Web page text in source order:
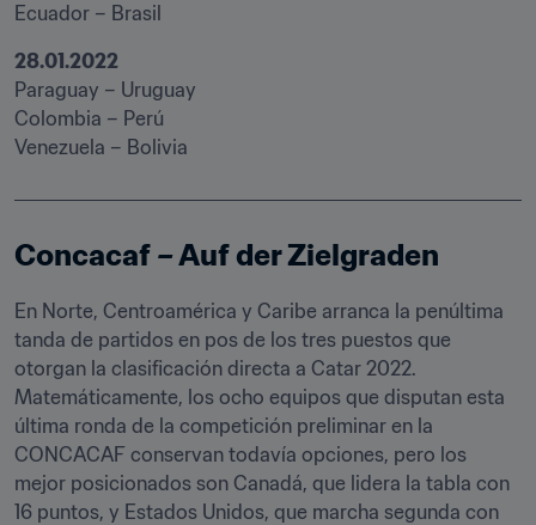
Ecuador – Brasil
28.01.2022
Paraguay – Uruguay
Colombia – Perú
Venezuela – Bolivia
Concacaf – Auf der Zielgraden
En Norte, Centroamérica y Caribe arranca la penúltima
tanda de partidos en pos de los tres puestos que
otorgan la clasificación directa a Catar 2022.
Matemáticamente, los ocho equipos que disputan esta
última ronda de la competición preliminar en la
CONCACAF conservan todavía opciones, pero los
mejor posicionados son Canadá, que lidera la tabla con
16 puntos, y Estados Unidos, que marcha segunda con